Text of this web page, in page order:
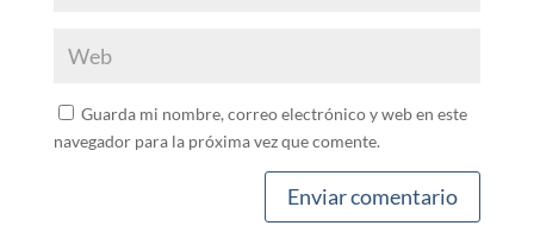
Guarda mi nombre, correo electrónico y web en este
navegador para la próxima vez que comente.